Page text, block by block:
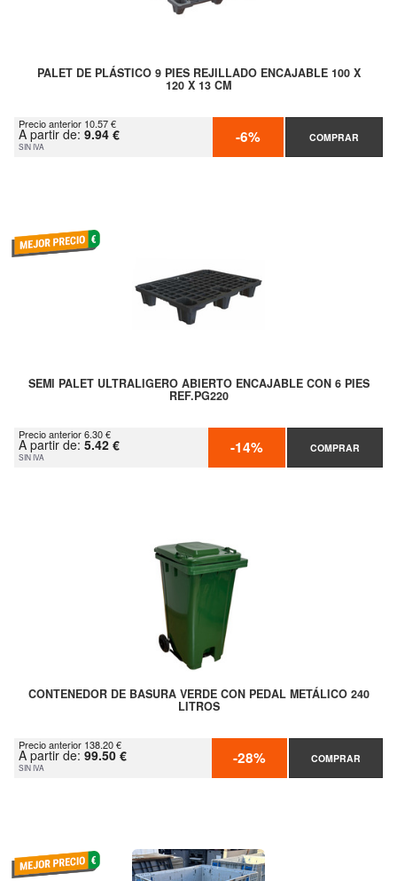
PALET DE PLÁSTICO 9 PIES REJILLADO ENCAJABLE 100 X
120 X 13 CM
Precio anterior 10.57 €
A partir de: 9.94 €
SIN IVA -6% COMPRAR
SEMI PALET ULTRALIGERO ABIERTO ENCAJABLE CON 6 PIES
REF.PG220
Precio anterior 6.30 €
A partir de: 5.42 €
SIN IVA -14% COMPRAR
CONTENEDOR DE BASURA VERDE CON PEDAL METÁLICO 240
LITROS
Precio anterior 138.20 €
A partir de: 99.50 €
SIN IVA -28% COMPRAR